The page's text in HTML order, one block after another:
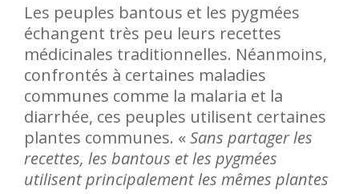
Les peuples bantous et les pygmées
échangent très peu leurs recettes
médicinales traditionnelles. Néanmoins,
confrontés à certaines maladies
communes comme la malaria et la
diarrhée, ces peuples utilisent certaines
plantes communes. «Sans partager les
recettes, les bantous et les pygmées
utilisent principalement les mêmes plantes